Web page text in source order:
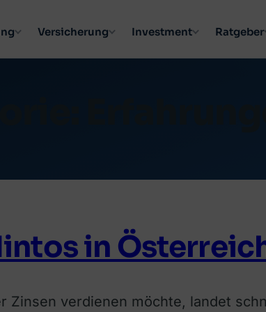
Versicherung Investment Ratgeber
in
Zinsen verdienen möchte, landet